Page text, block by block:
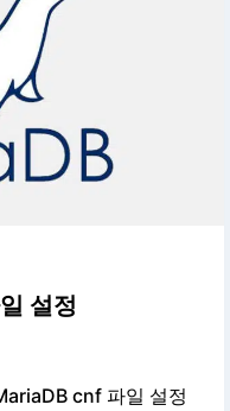
설정
cnf 파일 설정